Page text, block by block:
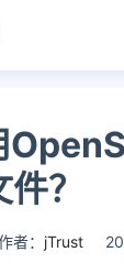
？
者： jTrust